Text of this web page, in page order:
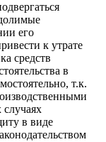
его
к утрате
средств
в
т.к.
в виде